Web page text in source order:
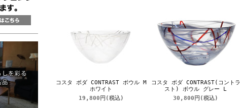
コスタ ボダ CONTRAST ボウル M
ホワイト
19,800円 (税込)
コスタ ボダ CONTRAST(コントラ
スト) ボウル グレー L
30,800円 (税込)